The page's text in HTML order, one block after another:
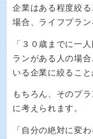
企業はある程度絞
場合、ライフプラン
「３０歳までに一
ランがある人の場
いる企業に絞ること
もちろん、そのプ
に考えられます。
「自分の絶対に変